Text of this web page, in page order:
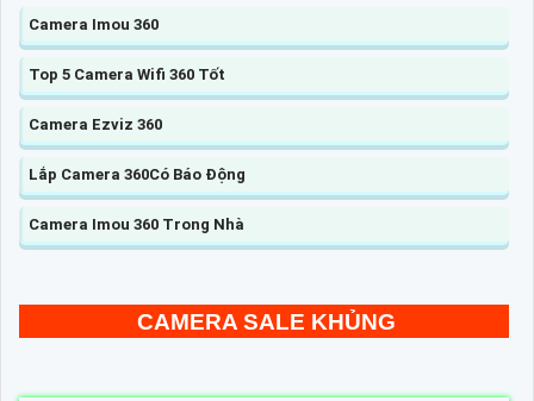
Camera Imou 360
Top 5 Camera Wifi 360 Tốt
Camera Ezviz 360
Lắp Camera 360Có Báo Động
Camera Imou 360 Trong Nhà
CAMERA SALE KHỦNG